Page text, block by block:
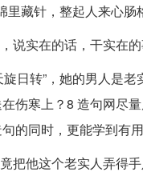
里藏针，整起人来心肠
说实在的话，干实在的
日转”，她的男人是
伤寒上？8 造句网尽
的同时，更能学到有用
把他这个老实人弄得手